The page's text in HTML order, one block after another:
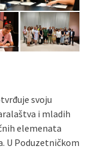
svoju
i mladih
elemenata
U Poduzetničkom